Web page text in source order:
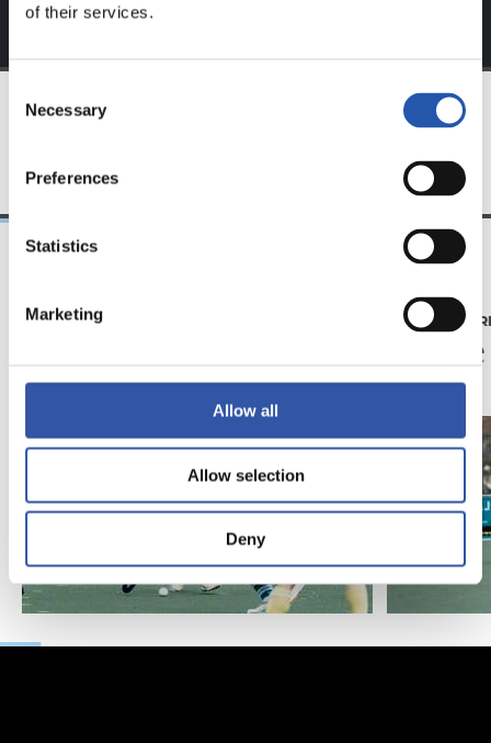
of their services.
Selection
Necessary
Preferences
Statistics
Marketing
Allow all
Allow selection
Deny
CRÓNICA
para cerrar el curso
HOCKEY
Cierre